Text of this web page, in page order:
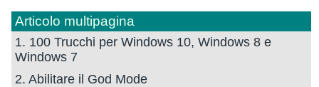
Articolo multipagina
1. 100 Trucchi per Windows 10, Windows 8 e
Windows 7
2. Abilitare il God Mode